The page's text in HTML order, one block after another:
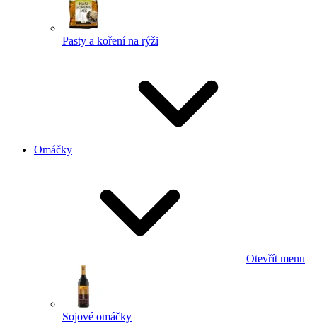
Pasty a koření na rýži
Omáčky
Otevřít menu
Sojové omáčky